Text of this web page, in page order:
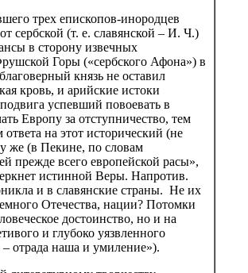
трех епископов-инородцев
сербской (т. е. славянской – И. Ч.)
в сторону извечных
Горы («сербского Афона») в
князь не оставил
кровь, и арийские истоки
успевший повоевать в
Европу за отступничество, тем
на этот исторический (не
же (в Пекине, по словам
прежде всего европейской расы»,
истинной Веры. Напротив.
и в славянские страны. Не их
Отечества, нации? Потомки
достоинство, но и на
и глубоко уязвленного
отрада наша и умиление»).